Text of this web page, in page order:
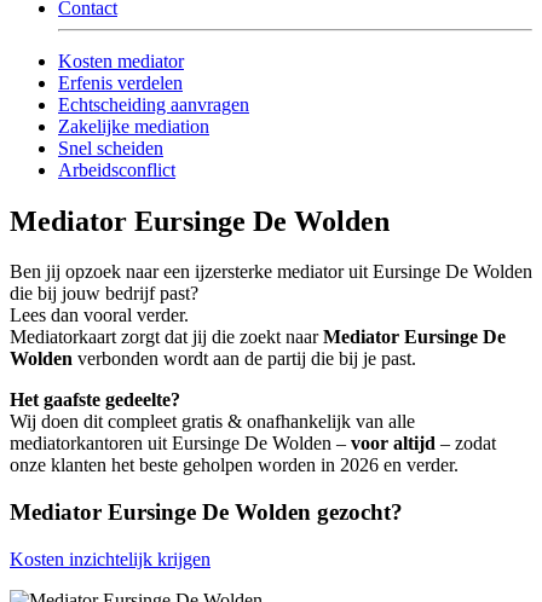
Contact
Kosten mediator
Erfenis verdelen
Echtscheiding aanvragen
Zakelijke mediation
Snel scheiden
Arbeidsconflict
Mediator Eursinge De Wolden
Ben jij opzoek naar een ijzersterke mediator uit Eursinge De Wolden
die bij jouw bedrijf past?
Lees dan vooral verder.
Mediatorkaart zorgt dat jij die zoekt naarMediator Eursinge De
Wolden verbonden wordt aan de partij die bij je past.
Het gaafste gedeelte?
Wij doen dit compleet gratis & onafhankelijk van alle
mediatorkantoren uit Eursinge De Wolden – voor altijd – zodat
onze klanten het beste geholpen worden in 2026 en verder.
Mediator Eursinge De Wolden gezocht?
Kosten inzichtelijk krijgen